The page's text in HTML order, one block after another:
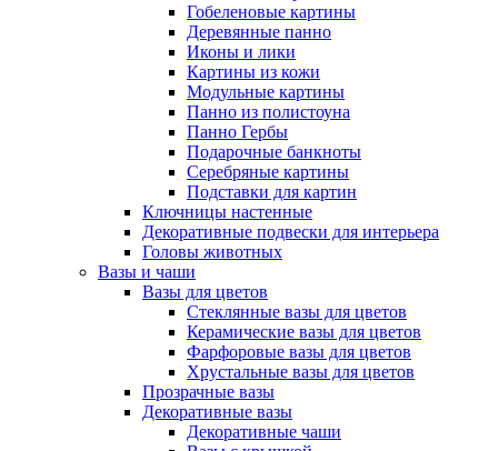
Гобеленовые картины
Деревянные панно
Иконы и лики
Картины из кожи
Модульные картины
Панно из полистоуна
Панно Гербы
Подарочные банкноты
Серебряные картины
Подставки для картин
Ключницы настенные
Декоративные подвески для интерьера
Головы животных
Вазы и чаши
Вазы для цветов
Стеклянные вазы для цветов
Керамические вазы для цветов
Фарфоровые вазы для цветов
Хрустальные вазы для цветов
Прозрачные вазы
Декоративные вазы
Декоративные чаши